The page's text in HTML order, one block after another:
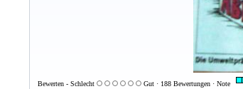
Bewerten - Schlecht Gut · 188 Bewertungen · Note